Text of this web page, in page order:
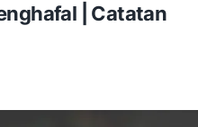
| Catatan